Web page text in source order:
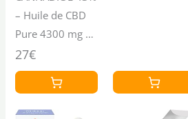
– Huile de CBD
Pure 4300 mg –
Ingrédients
Français –
Qualité
Supérieure –
27€
Fabriquée en
France |